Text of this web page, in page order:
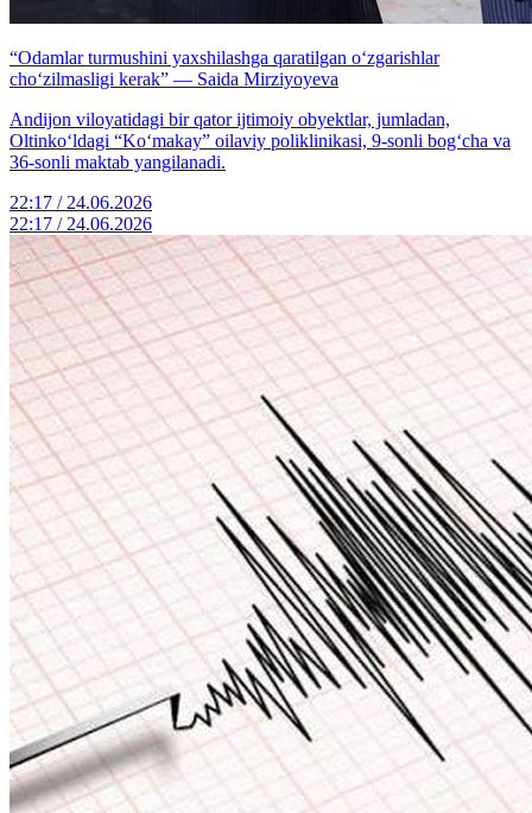
“Odamlar turmushini yaxshilashga qaratilgan o‘zgarishlar
cho‘zilmasligi kerak” — Saida Mirziyoyeva
Andijon viloyatidagi bir qator ijtimoiy obyektlar, jumladan,
Oltinko‘ldagi “Ko‘makay” oilaviy poliklinikasi, 9-sonli bog‘cha va
36-sonli maktab yangilanadi.
22:17 / 24.06.2026
22:17 / 24.06.2026